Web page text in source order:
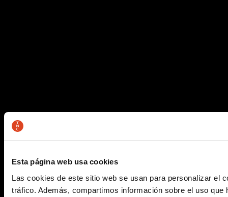
Esta página web usa cookies
Las cookies de este sitio web se usan para personalizar el
tráfico. Además, compartimos información sobre el uso